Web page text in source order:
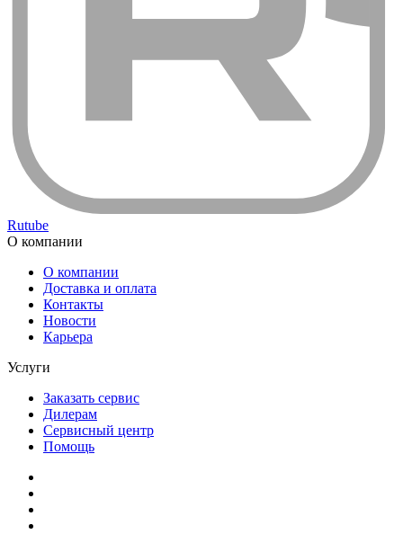
Rutube
О компании
О компании
Доставка и оплата
Контакты
Новости
Карьера
Услуги
Заказать сервис
Дилерам
Сервисный центр
Помощь